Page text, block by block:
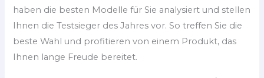
haben die besten Modelle für Sie analysiert und stellen
Ihnen die Testsieger des Jahres vor. So treffen Sie die
beste Wahl und profitieren von einem Produkt, das
Ihnen lange Freude bereitet.